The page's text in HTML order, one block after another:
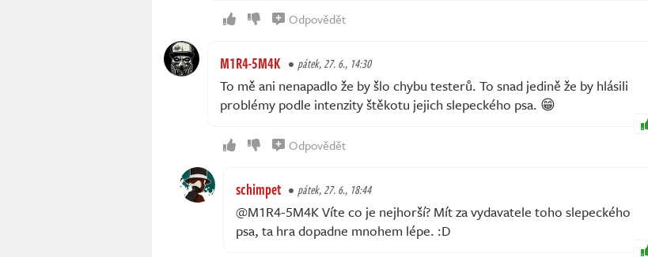
Odpovědět
M1R4-5M4K pátek, 27. 6., 14:30
To mě ani nenapadlo že by šlo chybu testerů. To snad jedině že by hlásili
problémy podle intenzity štěkotu jejich slepeckého psa. 😁
Odpovědět
schimpet pátek, 27. 6., 18:44
@M1R4-5M4K Víte co je nejhorší? Mít za vydavatele toho slepeckého
psa, ta hra dopadne mnohem lépe. :D